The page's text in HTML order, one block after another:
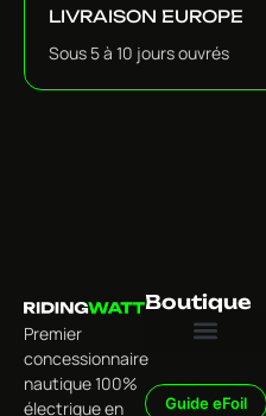
LIVRAISON EUROPE
Sous 5 à 10 jours ouvrés
Premier
concessionnaire
nautique 100%
électrique en
Boutique
Guide eFoil